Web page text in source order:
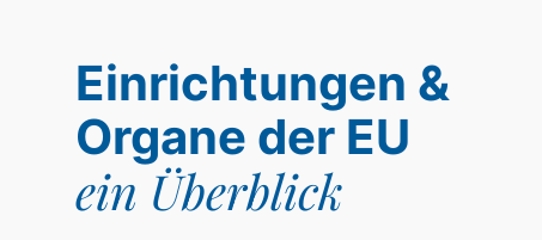
Einrichtungen &
Organe der EU
ein Überblick